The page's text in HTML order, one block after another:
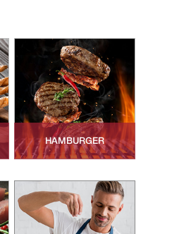
HAMBURGER